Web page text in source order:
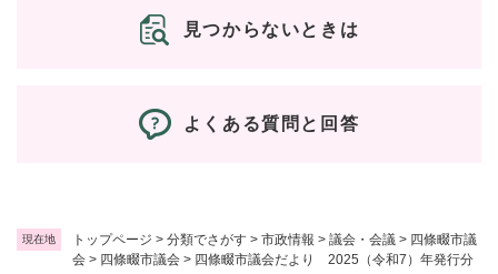
現在地 トップページ > 分類でさがす > 市政情報 > 議会・会議 > 四條畷市議
会 > 四條畷市議会 > 四條畷市議会だより 2025（令和7）年発行分
見つからないときは
よくある質問と回答